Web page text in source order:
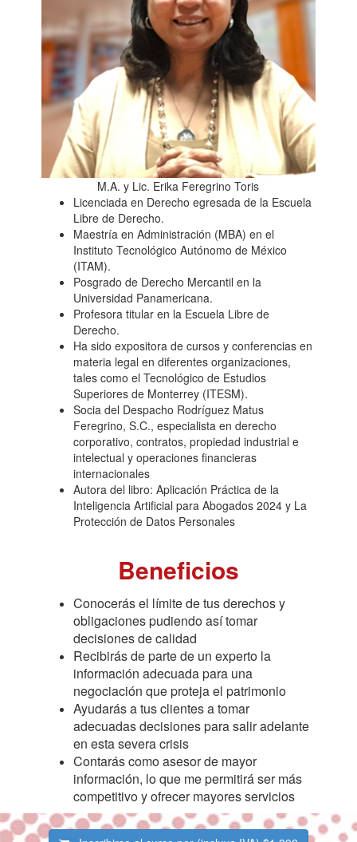
M.A. y Lic. Erika Feregrino Toris
Licenciada en Derecho egresada de la Escuela
Libre de Derecho.
Maestría en Administración (MBA) en el
Instituto Tecnológico Autónomo de México
(ITAM).
Posgrado de Derecho Mercantil en la
Universidad Panamericana.
Profesora titular en la Escuela Libre de
Derecho.
Ha sido expositora de cursos y conferencias en
materia legal en diferentes organizaciones,
tales como el Tecnológico de Estudios
Superiores de Monterrey (ITESM).
Socia del Despacho Rodríguez Matus
Feregrino, S.C., especialista en derecho
corporativo, contratos, propiedad industrial e
intelectual y operaciones financieras
internacionales
Autora del libro: Aplicación Práctica de la
Inteligencia Artificial para Abogados 2024 y La
Protección de Datos Personales
Beneficios
Conocerás el límite de tus derechos y
obligaciones pudiendo así tomar
decisiones de calidad
Recibirás de parte de un experto la
información adecuada para una
negociación que proteja el patrimonio
Ayudarás a tus clientes a tomar
adecuadas decisiones para salir adelante
en esta severa crisis
Contarás como asesor de mayor
información, lo que me permitirá ser más
competitivo y ofrecer mayores servicios